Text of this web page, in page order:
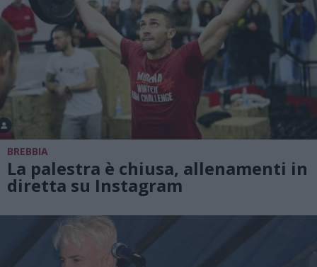
BREBBIA
La palestra è chiusa, allenamenti in
diretta su Instagram